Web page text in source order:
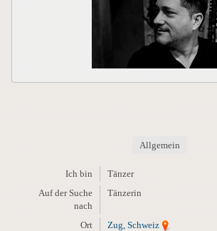
Allgemein
Ich bin
Tänzer
Auf der Suche
nach
Tänzerin
Ort Zug, Schweiz